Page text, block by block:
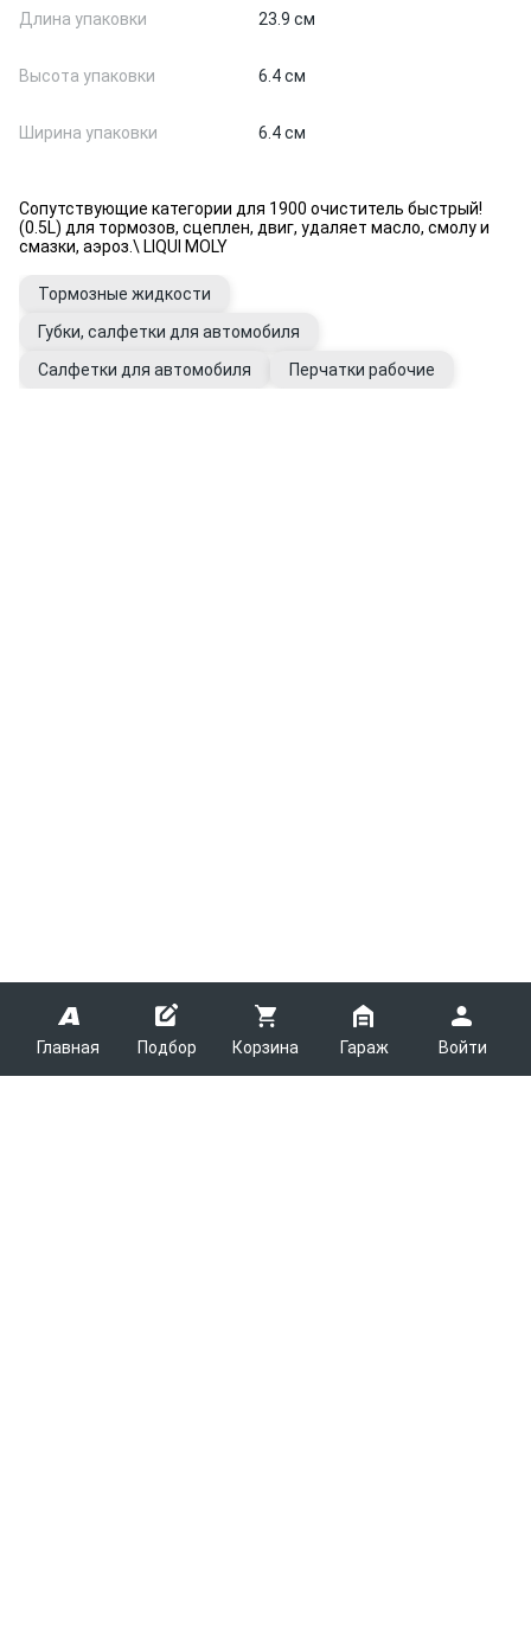
Главная Подбор Корзина Гараж Войти
Длина упаковки 23.9 см
Высота упаковки 6.4 см
Ширина упаковки 6.4 см
Сопутствующие категории для 1900 очиститель быстрый!
(0.5L) для тормозов, сцеплен, двиг, удаляет масло, смолу и
смазки, аэроз.\ LIQUI MOLY
Тормозные жидкости
Губки, салфетки для автомобиля
Салфетки для автомобиля
Перчатки рабочие